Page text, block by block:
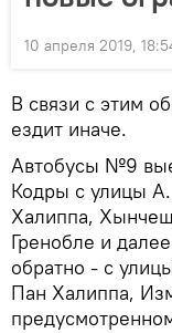
10 апреля 2019,
В связи с этим
ездит иначе.
Автобусы №9
Кодры с улицы
Халиппа,
Гренобле и
обратно - с
Пан Халиппа,